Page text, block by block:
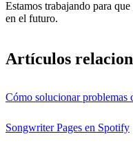
Estamos trabajando para
en el futuro.
Artículos
Cómo solucionar problemas
Songwriter Pages en Spotify